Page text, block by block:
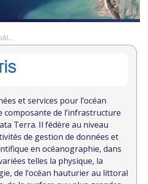
et services pour l’océan
composante de l’infrastructure
Terra. Il fédère au niveau
de gestion de données et
en océanographie, dans
telles la physique, la
de l’océan hauturier au littoral